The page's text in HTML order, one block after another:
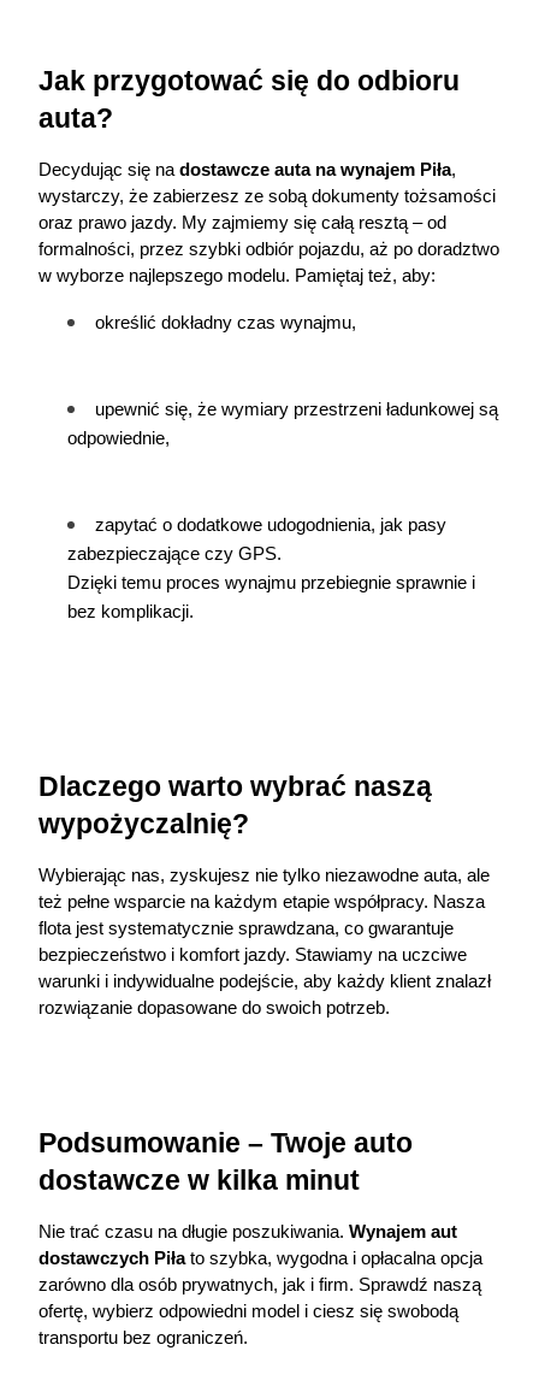
Jak przygotować się do odbioru
auta?
Decydując się na dostawcze auta na wynajem Piła,
wystarczy, że zabierzesz ze sobą dokumenty tożsamości
oraz prawo jazdy. My zajmiemy się całą resztą – od
formalności, przez szybki odbiór pojazdu, aż po doradztwo
w wyborze najlepszego modelu. Pamiętaj też, aby:
określić dokładny czas wynajmu,
upewnić się, że wymiary przestrzeni ładunkowej są
odpowiednie,
zapytać o dodatkowe udogodnienia, jak pasy
zabezpieczające czy GPS.
Dzięki temu proces wynajmu przebiegnie sprawnie i
bez komplikacji.
Dlaczego warto wybrać naszą
wypożyczalnię?
Wybierając nas, zyskujesz nie tylko niezawodne auta, ale
też pełne wsparcie na każdym etapie współpracy. Nasza
flota jest systematycznie sprawdzana, co gwarantuje
bezpieczeństwo i komfort jazdy. Stawiamy na uczciwe
warunki i indywidualne podejście, aby każdy klient znalazł
rozwiązanie dopasowane do swoich potrzeb.
Podsumowanie – Twoje auto
dostawcze w kilka minut
Nie trać czasu na długie poszukiwania.
dostawczych Piła to szybka, wygodna i opłacalna opcja
zarówno dla osób prywatnych, jak i firm. Sprawdź naszą
ofertę, wybierz odpowiedni model i ciesz się swobodą
transportu bez ograniczeń.